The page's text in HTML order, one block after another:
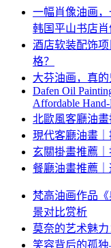
一幅肖像油画
韩国平山书店
酒店软装配饰
格？
大芬油画，真的
Dafen Oil
Affordable
北歐風客廳油
現代客廳油畫
玄關掛畫推薦
餐廳油畫推薦
梵高油画作品
景对比赏析
莫奈的艺术魅
笑容背后的孤